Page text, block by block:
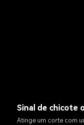
Sinal de chicote
Atinge um corte com